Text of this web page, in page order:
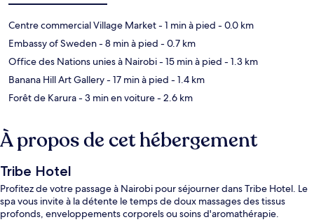
Centre commercial Village Market- 1 min à pied - 0.0 km
Embassy of Sweden- 8 min à pied - 0.7 km
Office des Nations unies à Nairobi- 15 min à pied - 1.3 km
Banana Hill Art Gallery- 17 min à pied - 1.4 km
Forêt de Karura- 3 min en voiture- 2.6 km
À propos de cet hébergement
Tribe Hotel
Profitez de votre passage à Nairobi pour séjourner dans Tribe Hotel. Le
spa vous invite à la détente le temps de doux massages des tissus
profonds, enveloppements corporels ou soins d'aromathérapie.